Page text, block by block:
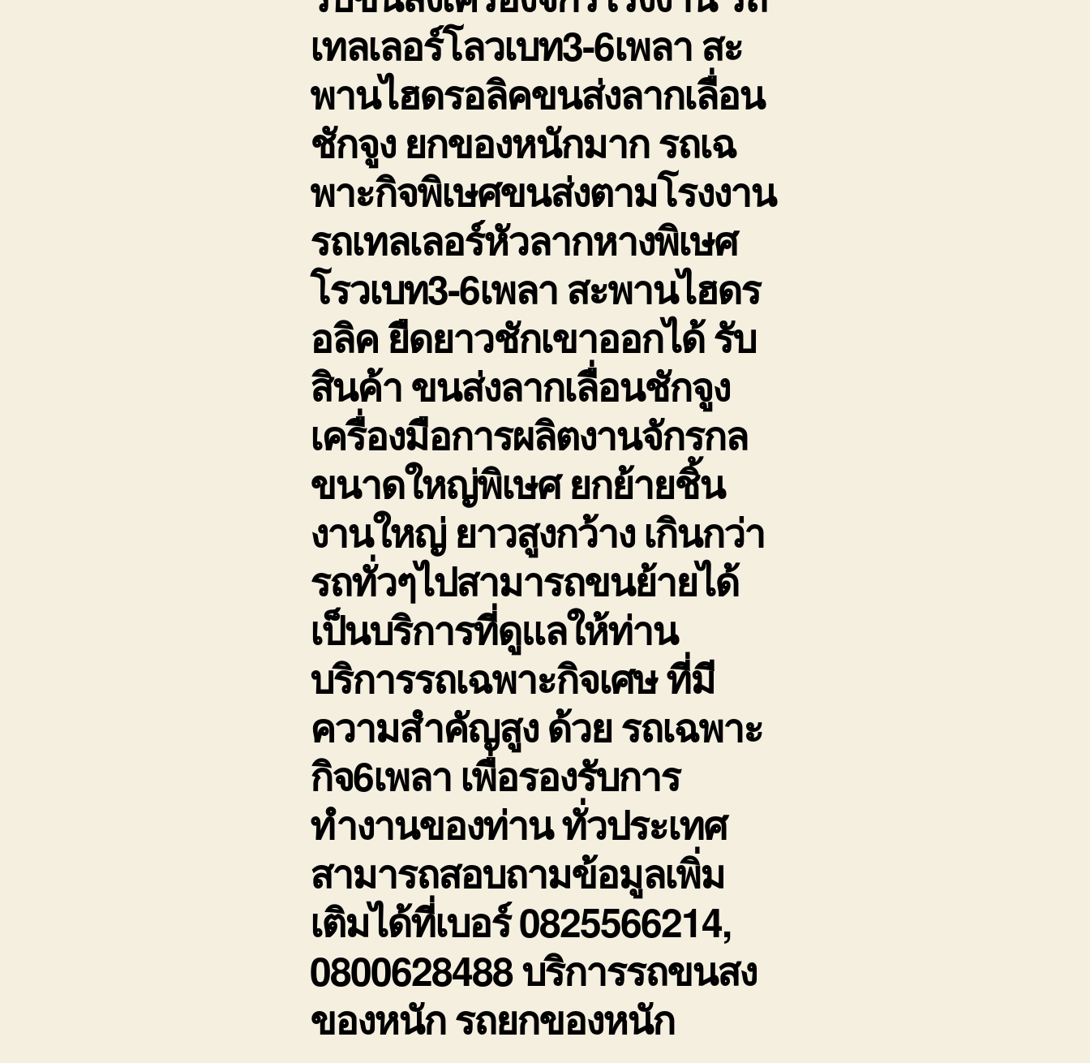
เทลเลอร์โลวเบท3-6เพลา สะ
พานไฮดรอลิคขนส่งลากเลื่อน
ชักจูง ยกของหนักมาก รถเฉ
พาะกิจพิเษศขนส่งตามโรงงาน
รถเทลเลอร์หัวลากหางพิเษศ
โรวเบท3-6เพลา สะพานไฮดร
อลิค ยืดยาวชักเขาออกได้ รับ
สินค้า ขนส่งลากเลื่อนชักจูง
เครื่องมือการผลิตงานจักรกล
ขนาดใหญ่พิเษศ ยกย้ายชิ้น
งานใหญ่ ยาวสูงกว้าง เกินกว่า
รถทั่วๆไปสามารถขนย้ายได้
เป็นบริการที่ดูแลให้ท่าน
บริการรถเฉพาะกิจเศษ ที่มี
ความสำคัญสูง ด้วย รถเฉพาะ
กิจ6เพลา เพื่อรองรับการ
ทำงานของท่าน ทั่วประเทศ
สามารถสอบถามข้อมูลเพิ่ม
เติมได้ที่เบอร์ 0825566214,
0800628488 บริการรถขนสง
ของหนัก รถยกของหนัก